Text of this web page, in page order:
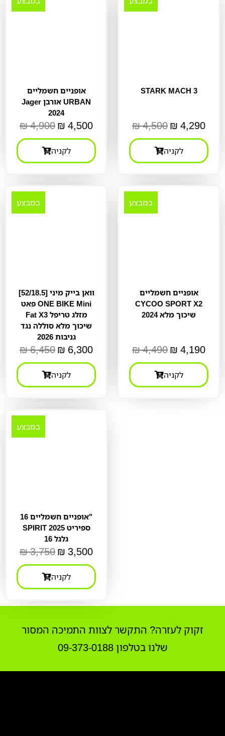
אופניים חשמליים
Jager אורבן URBAN
2024
4,900
₪ 4,500
₪
לקניה
STARK MACH 3
4,500
₪ 4,290
₪
לקניה
במבצע
[52/18.5] וואן בייק מיני
פאט ONE BIKE Mini
Fat X3 מזלג טריפל
שיכוך מלא סוללה נגד
גניבות 2026
6,450
₪ 6,300
₪
לקניה
במבצע
אופניים חשמליים
CYCOO SPORT X2
שיכוך מלא 2024
4,490
₪ 4,190
₪
לקניה
במבצע
אופניים חשמליים 16"
SPIRIT ספיריט 2025
גלגל 16
3,750
₪ 3,500
₪
לקניה
זקוק לעזרה? התקשר לצוות התמיכה המסור
שלנו בטלפון 09-373-0188